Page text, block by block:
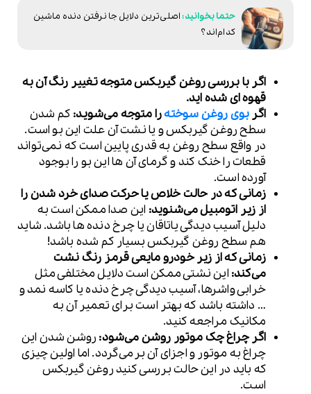
اصلی‌ترین دلایل جا نرفتن دنده ماشین
کدام‌اند؟
اگر با بررسی روغن گیربکس متوجه تغییر رنگ آن به
قهوه ای شده اید.
اگربوی روغن سوختهرا متوجه می‌شوید: کم شدن
سطح روغن گیربکس و یا نشت آن علت این بو است.
در واقع سطح روغن به قدری پایین است که نمی‌تواند
قطعات را خنک کند و گرمای آن ها این بو را بوجود
آورده است.
زمانی که در حالت خلاص یا حرکت صدای خرد شدن را
از زیر اتومبیل می‌شنوید: این صدا ممکن است به
دلیل آسیب دیدگی یاتاقان یا چرخ دنده ها باشد. شاید
هم سطح روغن گیربکس بسیار کم شده باشد!
زمانی که از زیر خودرو مایعی قرمز رنگ نشت
می‌کند: این نشتی ممکن است دلایل مختلفی مثل
خرابی واشرها، آسیب دیدگی چرخ دنده یا کاسه نمد و
… داشته باشد که بهتر است برای تعمیر آن به
مکانیک مراجعه کنید.
اگر چراغ چک موتور روشن می‌شود: روشن شدن این
چراغ به موتور و اجزای آن برمی‌گردد. اما اولین چیزی
که باید در این حالت بررسی کنید روغن گیربکس
است.